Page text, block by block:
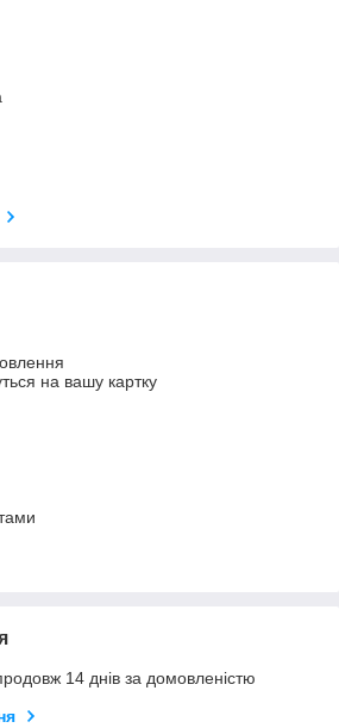
на вашу картку
14 днів за домовленістю